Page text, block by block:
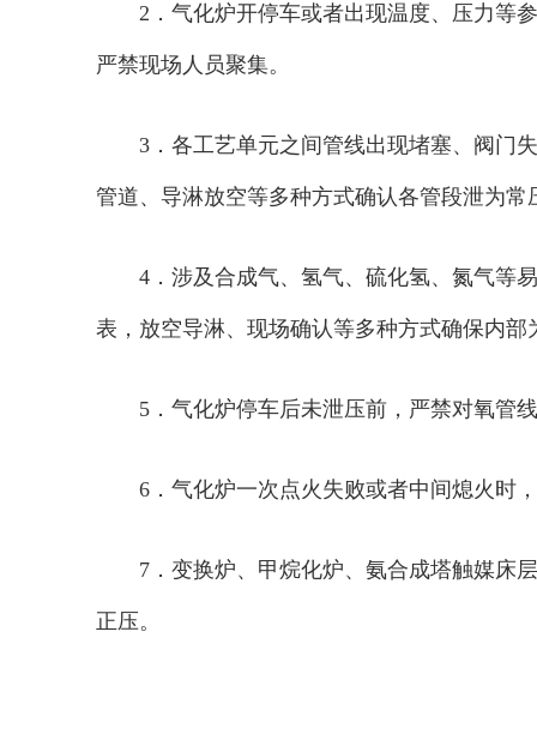
2．气化炉开停车或者出现温度、压力等
严禁现场人员聚集。
3．各工艺单元之间管线出现堵塞、阀门
管道、导淋放空等多种方式确认各管段泄为常
4．涉及合成气、氢气、硫化氢、氮气等
表，放空导淋、现场确认等多种方式确保内
5．气化炉停车后未泄压前，严禁对氧管
6．气化炉一次点火失败或者中间熄火时
7．变换炉、甲烷化炉、氨合成塔触媒床
正压。